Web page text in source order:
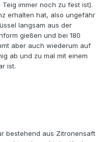
immer noch zu fest ist).
erhalten hat, also ungefähr
langsam aus der
gießen und bei 180
aber auch wiederum auf
ab und zu mal mit einem
ist.
bestehend aus Zitronensaft